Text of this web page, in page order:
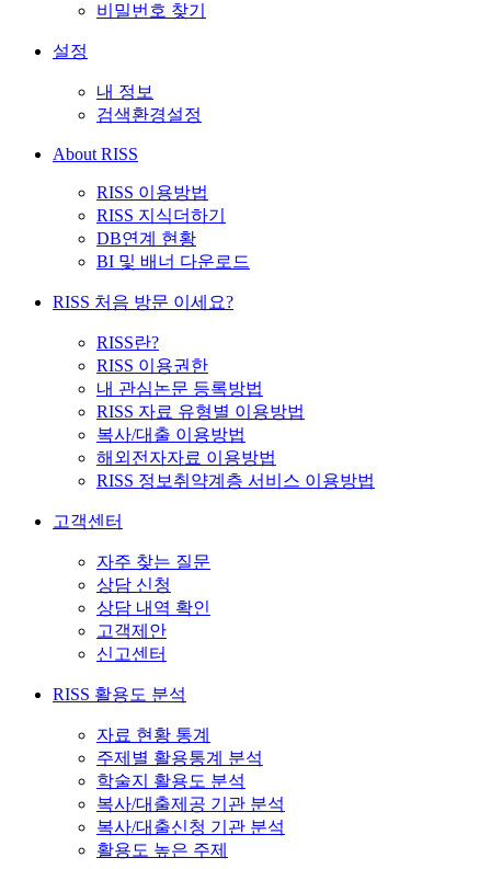
비밀번호 찾기
설정
내 정보
검색환경설정
About RISS
RISS 이용방법
RISS 지식더하기
DB연계 현황
BI 및 배너 다운로드
RISS 처음 방문 이세요?
RISS란?
RISS 이용권한
내 관심논문 등록방법
RISS 자료 유형별 이용방법
복사/대출 이용방법
해외전자자료 이용방법
RISS 정보취약계층 서비스 이용방법
고객센터
자주 찾는 질문
상담 신청
상담 내역 확인
고객제안
신고센터
RISS 활용도 분석
자료 현황 통계
주제별 활용통계 분석
학술지 활용도 분석
복사/대출제공 기관 분석
복사/대출신청 기관 분석
활용도 높은 주제